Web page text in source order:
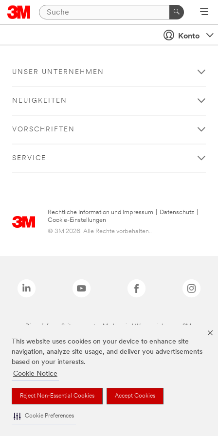
This website uses cookies on your device to enhance site
navigation, analyze site usage, and deliver you advertisements
based on your interests.
Cookie Notice
Reject Non-Essential Cookies Accept Cookies
Cookie Preferences
Konto
UNSER UNTERNEHMEN
NEUIGKEITEN
VORSCHRIFTEN
SERVICE
Rechtliche Information und Impressum Datenschutz
Cookie-Einstellungen
© 3M 2026. Alle Rechte vorbehalten..
Die auf dieser Seite genannten Marken sind Warenzeichen von 3M.